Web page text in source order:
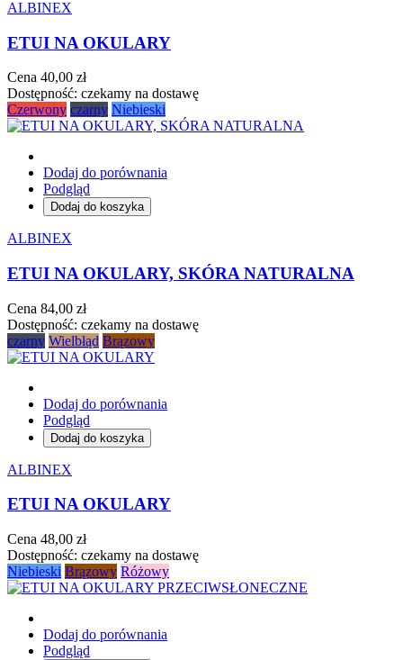
ALBINEX
ETUI NA OKULARY
Cena 40,00 zł
Dostępność: czekamy na dostawę
Czerwony czarny Niebieski
Dodaj do porównania
Podgląd
Dodaj do koszyka
ALBINEX
ETUI NA OKULARY, SKÓRA NATURALNA
Cena 84,00 zł
Dostępność: czekamy na dostawę
czarny Wielbłąd Brązowy
Dodaj do porównania
Podgląd
Dodaj do koszyka
ALBINEX
ETUI NA OKULARY
Cena 48,00 zł
Dostępność: czekamy na dostawę
Niebieski Brązowy Różowy
Dodaj do porównania
Podgląd